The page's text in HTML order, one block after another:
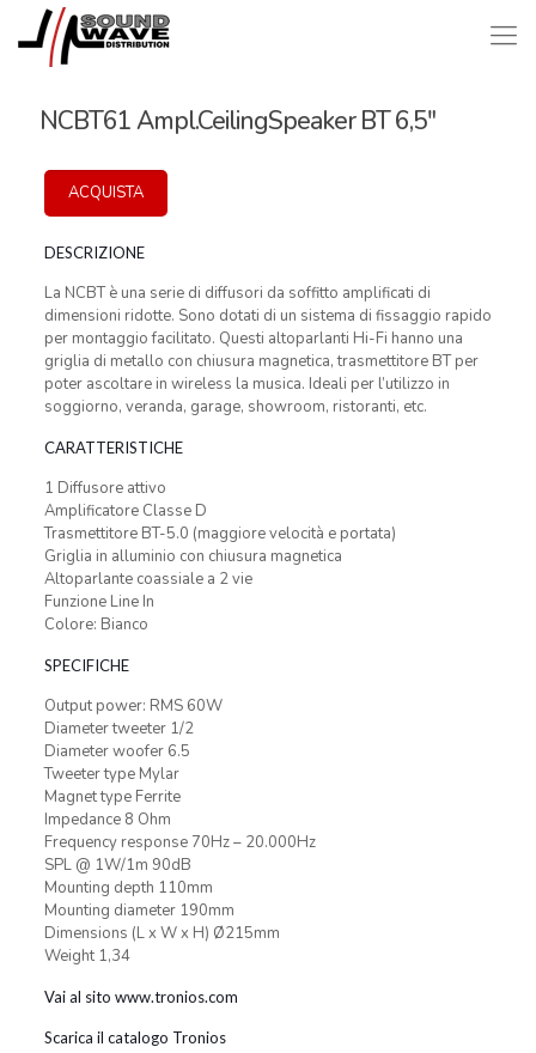
NCBT61 Ampl.CeilingSpeaker BT 6,5″
ACQUISTA
DESCRIZIONE
La NCBT è una serie di diffusori da soffitto amplificati di
dimensioni ridotte. Sono dotati di un sistema di fissaggio rapido
per montaggio facilitato. Questi altoparlanti Hi-Fi hanno una
griglia di metallo con chiusura magnetica, trasmettitore BT per
poter ascoltare in wireless la musica. Ideali per l’utilizzo in
soggiorno, veranda, garage, showroom, ristoranti, etc.
CARATTERISTICHE
1 Diffusore attivo
Amplificatore Classe D
Trasmettitore BT-5.0 (maggiore velocità e portata)
Griglia in alluminio con chiusura magnetica
Altoparlante coassiale a 2 vie
Funzione Line In
Colore: Bianco
SPECIFICHE
Output power: RMS 60W
Diameter tweeter 1/2
Diameter woofer 6.5
Tweeter type Mylar
Magnet type Ferrite
Impedance 8 Ohm
Frequency response 70Hz – 20.000Hz
SPL @ 1W/1m 90dB
Mounting depth 110mm
Mounting diameter 190mm
Dimensions (L x W x H) Ø215mm
Weight 1,34
Vai al sito www.tronios.com
Scarica il catalogo Tronios